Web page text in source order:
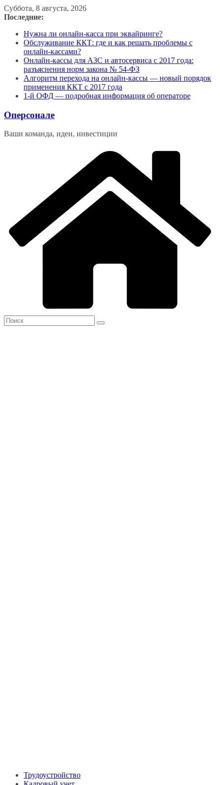
Перейти
к
Суббота, 8 августа, 2026
Последние:
Нужна ли онлайн-касса при эквайринге?
Обслуживание ККТ: где и как решать проблемы с
онлайн-кассами?
Онлайн-кассы для АЗС и автосервиса с 2017 года:
разъяснения норм закона № 54-ФЗ
Алгоритм перехода на онлайн-кассы — новый порядок
применения ККТ с 2017 года
1-й ОФД — подробная информация об операторе
Оперсонале
Ваши команда, идеи, инвестиции
Трудоустройство